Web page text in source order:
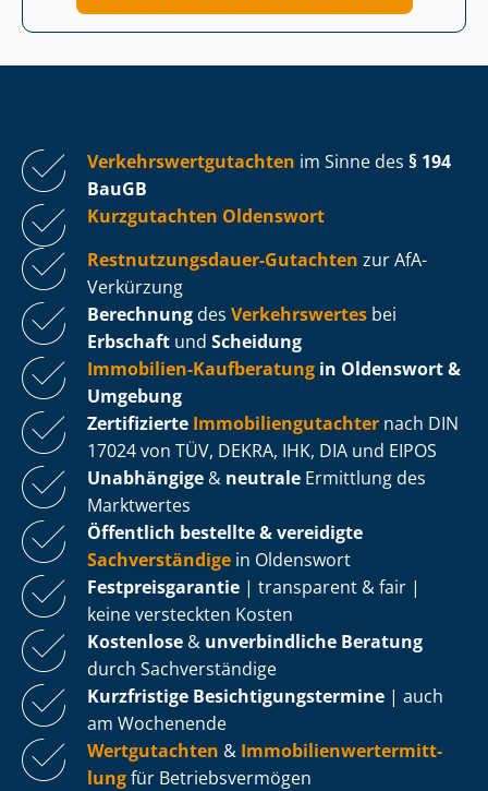
Ver­kehrs­wert­gut­ach­ten im Sinne des § 194
BauGB
Kurzgutachten Oldenswort
Rest­nut­zungs­dau­er-Gutachten zur AfA-
Verkürzung
Berechnung des Verkehrswertes bei
Erbschaft und Scheidung
Immobilien-Kaufberatung in Oldenswort &
Umgebung
Zertifizierte Im­mo­bi­li­en­gut­ach­ter nach DIN
17024 von TÜV, DEKRA, IHK, DIA und EIPOS
Unabhängige & neutrale Ermittlung des
Marktwertes
Öffentlich bestellte & vereidigte
Sachverständige in Oldenswort
Fest­preis­ga­ran­tie | transparent & fair |
keine versteckten Kosten
Kostenlose & unverbindliche Beratung
durch Sachverständige
Kurzfristige Be­sich­ti­gungs­ter­mi­ne | auch
am Wochenende
Wertgutachten & Im­mo­bi­li­en­wert­ermitt­
lungfür Be­triebs­ver­mö­gen